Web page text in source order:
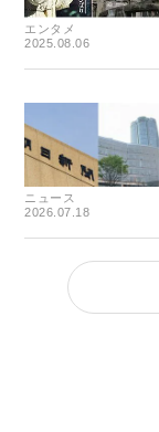
エンタメ
2025.08.06
ニュース
2026.07.18